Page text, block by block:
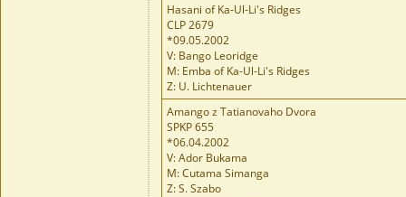
Hasani of Ka-Ul-Li's Ridges
CLP 2679
*09.05.2002
V: Bango Leoridge
M: Emba of Ka-Ul-Li's Ridges
Z: U. Lichtenauer
Amango z Tatianovaho Dvora
SPKP 655
*06.04.2002
V: Ador Bukama
M: Cutama Simanga
Z: S. Szabo